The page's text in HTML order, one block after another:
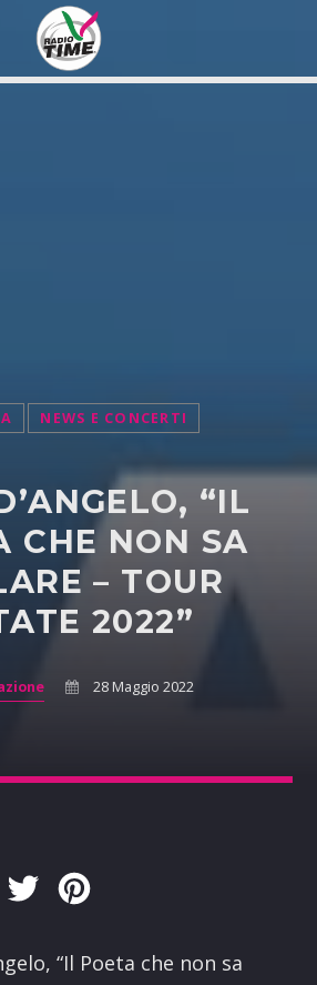
NEWS E CONCERTI
“IL
CHE NON SA
– TOUR
2022”
28 Maggio 2022
Copy
Twitter
“Il Poeta che non sa